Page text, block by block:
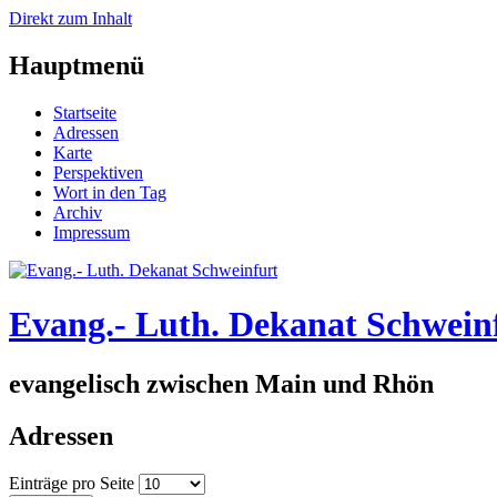
Direkt zum Inhalt
Hauptmenü
Startseite
Adressen
Karte
Perspektiven
Wort in den Tag
Archiv
Impressum
Evang.- Luth. Dekanat
evangelisch zwischen Main und Rhön
Adressen
Einträge pro Seite